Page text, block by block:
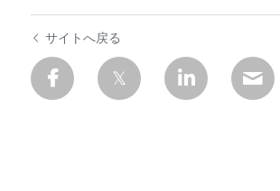
サイトへ戻る